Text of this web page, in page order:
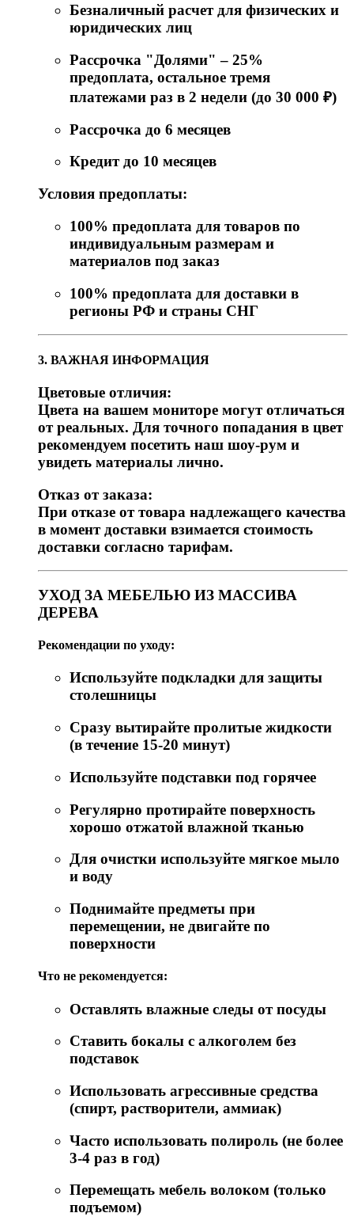
Безналичный расчет для физических и
юридических лиц
Рассрочка "Долями" – 25%
предоплата, остальное тремя
платежами раз в 2 недели (до 30 000 ₽)
Рассрочка до 6 месяцев
Кредит до 10 месяцев
Условия предоплаты:
100% предоплата для товаров по
индивидуальным размерам и
материалов под заказ
100% предоплата для доставки в
регионы РФ и страны СНГ
3. ВАЖНАЯ ИНФОРМАЦИЯ
Цветовые отличия:
Цвета на вашем мониторе могут отличаться
от реальных. Для точного попадания в цвет
рекомендуем посетить наш шоу-рум и
увидеть материалы лично.
Отказ от заказа:
При отказе от товара надлежащего качества
в момент доставки взимается стоимость
доставки согласно тарифам.
УХОД ЗА МЕБЕЛЬЮ ИЗ МАССИВА
ДЕРЕВА
Рекомендации по уходу:
Используйте подкладки для защиты
столешницы
Сразу вытирайте пролитые жидкости
(в течение 15-20 минут)
Используйте подставки под горячее
Регулярно протирайте поверхность
хорошо отжатой влажной тканью
Для очистки используйте мягкое мыло
и воду
Поднимайте предметы при
перемещении, не двигайте по
поверхности
Что не рекомендуется:
Оставлять влажные следы от посуды
Ставить бокалы с алкоголем без
подставок
Использовать агрессивные средства
(спирт, растворители, аммиак)
Часто использовать полироль (не более
3-4 раз в год)
Перемещать мебель волоком (только
подъемом)